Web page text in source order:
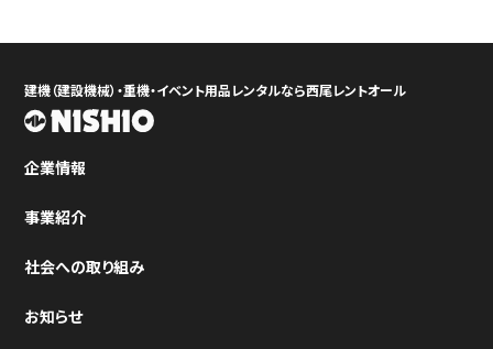
建機（建設機械）・重機・イベント用品レンタルなら西尾レントオール
企業情報
事業紹介
社会への取り組み
お知らせ